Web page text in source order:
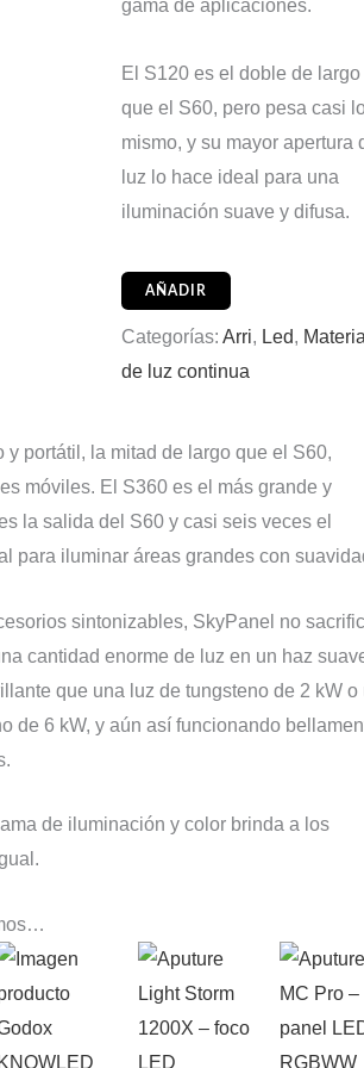
gama de aplicaciones.
El S120 es el doble de largo
que el S60, pero pesa casi
mismo, y su mayor apertura
luz lo hace ideal para una
iluminación suave y difusa.
AÑADIR
Categorías:Arri, Led, Material
de luz continua
y portátil, la mitad de largo que el S60,
móviles. El S360 es el más grande y
la salida del S60 y casi seis veces el
para iluminar áreas grandes con
sintonizables, SkyPanel no
cantidad enorme de luz en un haz
que una luz de tungsteno de 2 kW o
de 6 kW, y aún así funcionando
de iluminación y color brinda a los